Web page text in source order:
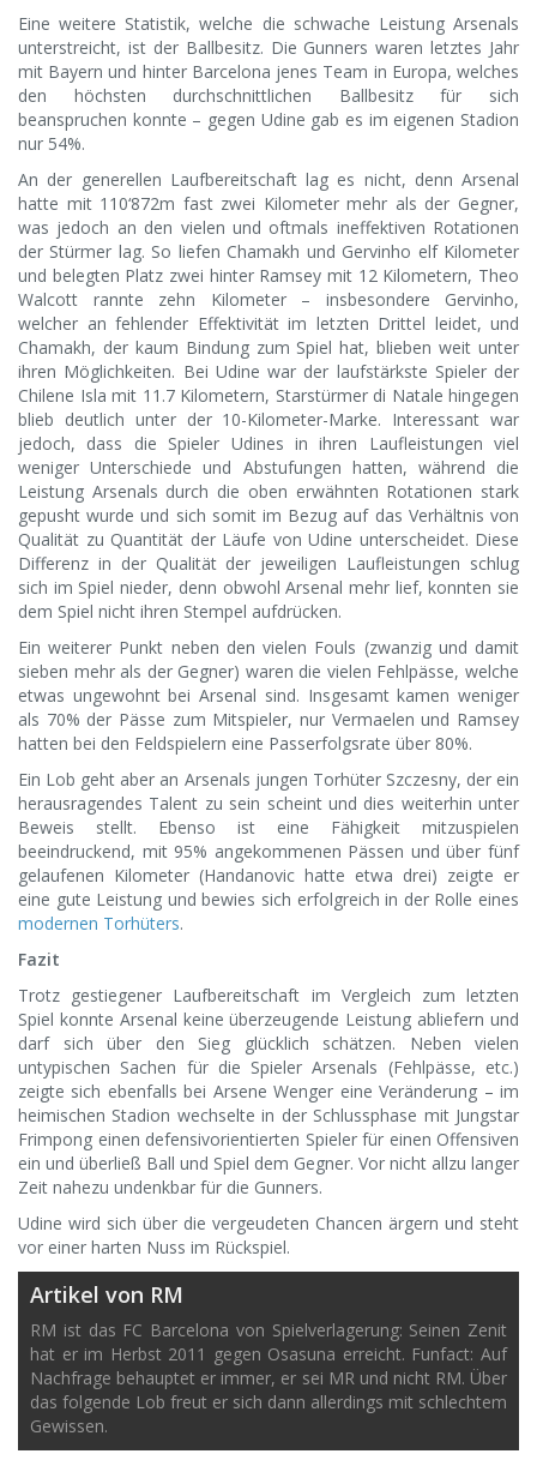
Eine weitere Statistik, welche die schwache Leistung Arsenals
unterstreicht, ist der Ballbesitz. Die Gunners waren letztes Jahr
mit Bayern und hinter Barcelona jenes Team in Europa, welches
den höchsten durchschnittlichen Ballbesitz für sich
beanspruchen konnte – gegen Udine gab es im eigenen Stadion
nur 54%.
An der generellen Laufbereitschaft lag es nicht, denn Arsenal
hatte mit 110‘872m fast zwei Kilometer mehr als der Gegner,
was jedoch an den vielen und oftmals ineffektiven Rotationen
der Stürmer lag. So liefen Chamakh und Gervinho elf Kilometer
und belegten Platz zwei hinter Ramsey mit 12 Kilometern, Theo
Walcott rannte zehn Kilometer – insbesondere Gervinho,
welcher an fehlender Effektivität im letzten Drittel leidet, und
Chamakh, der kaum Bindung zum Spiel hat, blieben weit unter
ihren Möglichkeiten. Bei Udine war der laufstärkste Spieler der
Chilene Isla mit 11.7 Kilometern, Starstürmer di Natale hingegen
blieb deutlich unter der 10-Kilometer-Marke. Interessant war
jedoch, dass die Spieler Udines in ihren Laufleistungen viel
weniger Unterschiede und Abstufungen hatten, während die
Leistung Arsenals durch die oben erwähnten Rotationen stark
gepusht wurde und sich somit im Bezug auf das Verhältnis von
Qualität zu Quantität der Läufe von Udine unterscheidet. Diese
Differenz in der Qualität der jeweiligen Laufleistungen schlug
sich im Spiel nieder, denn obwohl Arsenal mehr lief, konnten sie
dem Spiel nicht ihren Stempel aufdrücken.
Ein weiterer Punkt neben den vielen Fouls (zwanzig und damit
sieben mehr als der Gegner) waren die vielen Fehlpässe, welche
etwas ungewohnt bei Arsenal sind. Insgesamt kamen weniger
als 70% der Pässe zum Mitspieler, nur Vermaelen und Ramsey
hatten bei den Feldspielern eine Passerfolgsrate über 80%.
Ein Lob geht aber an Arsenals jungen Torhüter Szczesny, der ein
herausragendes Talent zu sein scheint und dies weiterhin unter
Beweis stellt. Ebenso ist eine Fähigkeit mitzuspielen
beeindruckend, mit 95% angekommenen Pässen und über fünf
gelaufenen Kilometer (Handanovic hatte etwa drei) zeigte er
eine gute Leistung und bewies sich erfolgreich in der Rolle eines
modernen Torhüters.
Fazit
Trotz gestiegener Laufbereitschaft im Vergleich zum letzten
Spiel konnte Arsenal keine überzeugende Leistung abliefern und
darf sich über den Sieg glücklich schätzen. Neben vielen
untypischen Sachen für die Spieler Arsenals (Fehlpässe, etc.)
zeigte sich ebenfalls bei Arsene Wenger eine Veränderung – im
heimischen Stadion wechselte in der Schlussphase mit Jungstar
Frimpong einen defensivorientierten Spieler für einen Offensiven
ein und überließ Ball und Spiel dem Gegner. Vor nicht allzu langer
Zeit nahezu undenkbar für die Gunners.
Udine wird sich über die vergeudeten Chancen ärgern und steht
vor einer harten Nuss im Rückspiel.
Artikel von RM
RM ist das FC Barcelona von Spielverlagerung: Seinen Zenit
hat er im Herbst 2011 gegen Osasuna erreicht. Funfact: Auf
Nachfrage behauptet er immer, er sei MR und nicht RM. Über
das folgende Lob freut er sich dann allerdings mit schlechtem
Gewissen.